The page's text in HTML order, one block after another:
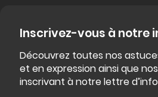
Inscrivez-vous à notre
Découvrez toutes nos
et en expression ainsi que
inscrivant à notre lettre